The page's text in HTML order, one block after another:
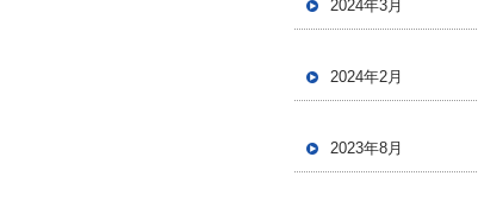
2024年3月
2024年2月
2023年8月